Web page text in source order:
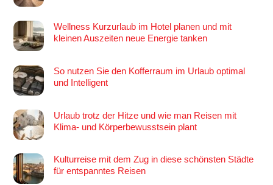
Wellness Kurzurlaub im Hotel planen und mit
kleinen Auszeiten neue Energie tanken
So nutzen Sie den Kofferraum im Urlaub optimal
und Intelligent
Urlaub trotz der Hitze und wie man Reisen mit
Klima- und Körperbewusstsein plant
Kulturreise mit dem Zug in diese schönsten Städte
für entspanntes Reisen